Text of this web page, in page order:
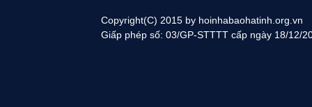
Copyright(C) 2015 by hoinhabaohatinh.org.vn
Giấp phép số: 03/GP-STTTT cấp ngày 18/12/